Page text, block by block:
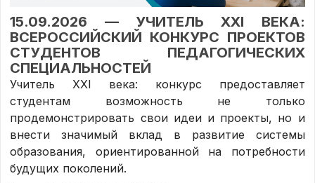
15.09.2026 — УЧИТЕЛЬ XXI ВЕКА:
ВСЕРОССИЙСКИЙ КОНКУРС ПРОЕКТОВ
СТУДЕНТОВ ПЕДАГОГИЧЕСКИХ
СПЕЦИАЛЬНОСТЕЙ
Учитель XXI века: конкурс предоставляет
студентам возможность не только
продемонстрировать свои идеи и проекты, но и
внести значимый вклад в развитие системы
образования, ориентированной на потребности
будущих поколений.